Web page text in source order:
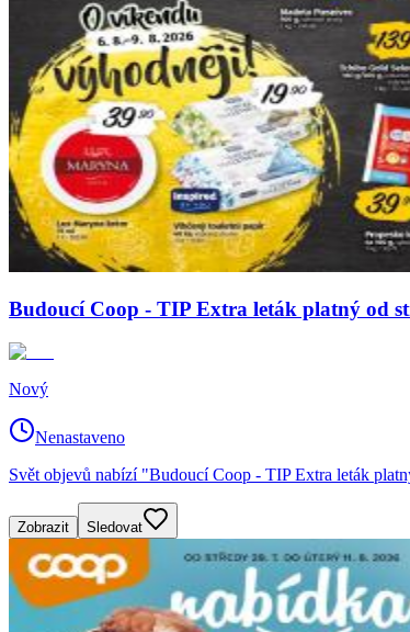
Budoucí Coop - TIP Extra leták platný od
Nový
Nenastaveno
Svět objevů nabízí "Budoucí Coop - TIP Extra leták
Zobrazit Sledovat